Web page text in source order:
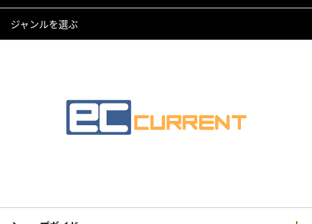
ジャンルを選ぶ